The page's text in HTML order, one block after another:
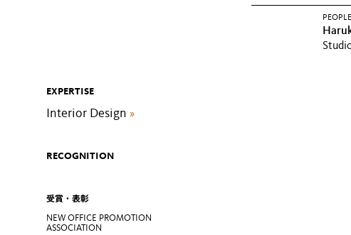
EXPERTISE
Interior Design»
RECOGNITION
受賞・表彰
NEW OFFICE PROMOTION
ASSOCIATION
「
PEOPLE